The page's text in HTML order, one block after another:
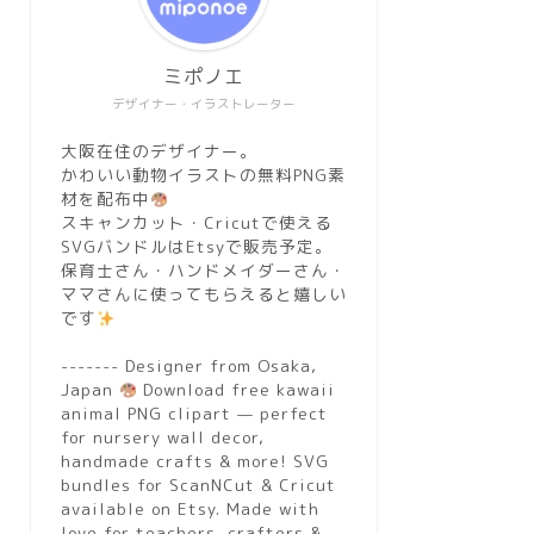
デザイナー・イラストレーター
ミポノエ
大阪在住のデザイナー。
かわいい動物イラストの無料PNG素
材を配布中
スキャンカット・Cricutで使える
SVGバンドルはEtsyで販売予定。
保育士さん・ハンドメイダーさん・
ママさんに使ってもらえると嬉しい
です
------- Designer from Osaka,
Japan
Download free kawaii
animal PNG clipart — perfect
for nursery wall decor,
handmade crafts & more! SVG
bundles for ScanNCut & Cricut
available on Etsy. Made with